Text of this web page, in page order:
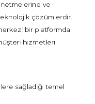
ve
çözümlerdir.
bir platformda
hizmetleri
sağladığı temel